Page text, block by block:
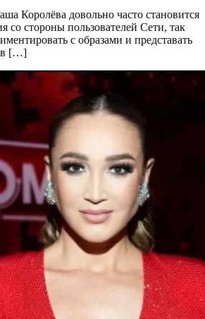
Королёва довольно часто становится
со стороны пользователей Сети, так
с образами и представать
в […]